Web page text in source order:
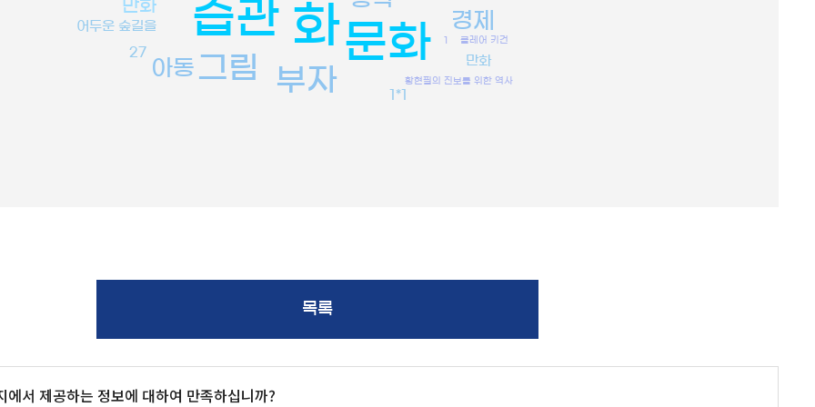
화문화
습관
그림 부자
경제
아동
만화
만화
1*1
27
어두운 숲길을
황현필의 진보를 위한 역사
1 클레어 키건
목록
에서 제공하는 정보에 대하여 만족하십니까?